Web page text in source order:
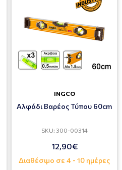
INGCO
Αλφάδι Βαρέος Τύπου 60cm
SKU: 300-00314
12,90€
Διαθέσιμο σε 4 - 10 ημέρες